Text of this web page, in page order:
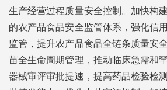
生产经营过程质量安全控制。加快构
的农产品食品安全监管体系，强化信
监管，提升农产品食品全链条质量安
苗全生命周期管理，推动临床急需和
器械审评审批提速，提高药品检验检